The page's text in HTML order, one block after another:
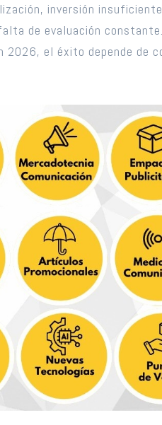
inversión
de evaluación
el éxito depende de